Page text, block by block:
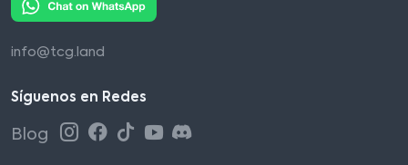
info@tcg.land
Síguenos en Redes
Blog